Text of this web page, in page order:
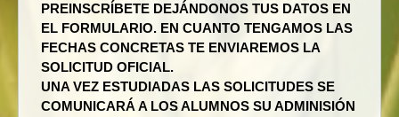
PREINSCRÍBETE DEJÁNDONOS TUS DATOS EN
EL FORMULARIO. EN CUANTO TENGAMOS LAS
FECHAS CONCRETAS TE ENVIAREMOS LA
SOLICITUD OFICIAL.
UNA VEZ ESTUDIADAS LAS SOLICITUDES SE
COMUNICARÁ A LOS ALUMNOS SU ADMINISIÓN